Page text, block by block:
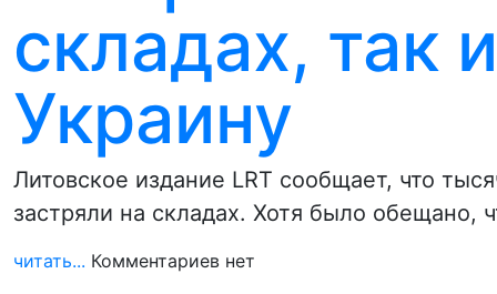
складах, так
Украину
Литовское издание LRT сообщает, что
застряли на складах. Хотя было обещано,
читать... Комментариев нет